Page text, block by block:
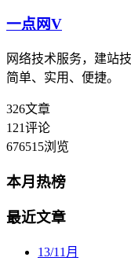
一点网V
网络技术服务，建站
简单、实用、便捷。
326文章
121评论
676515浏览
本月热榜
最近文章
13/11月